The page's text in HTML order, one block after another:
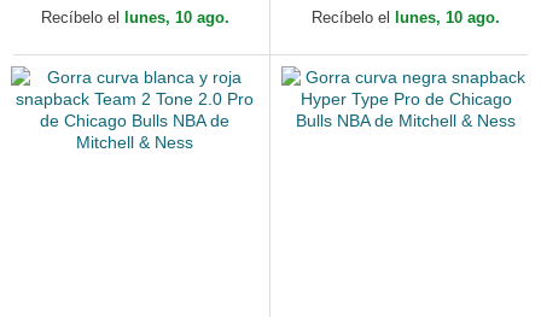
& Ness
Recíbelo el lunes, 10 ago.
Mitchell & Ness
Recíbelo el lunes, 10 ago.